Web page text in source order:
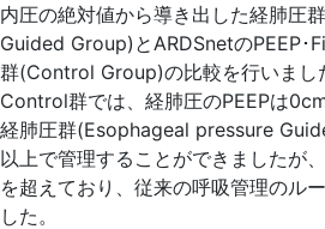
内圧の絶対値から導き出した経肺圧
Guided Group)とARDSnetのPEEP･
群(Control Group)の比較を行いまし
Control群では、経肺圧のPEEPは
経肺圧群(Esophageal pressure
以上で管理することができましたが
を超えており、従来の呼吸管理のル
した。